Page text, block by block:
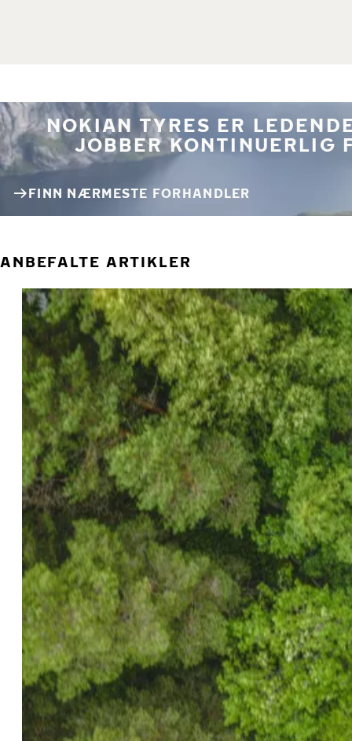
NOKIAN TYRES ER
JOBBER KONTINUERLIG
FINN NÆRMESTE FORHANDLER
ANBEFALTE ARTIKLER